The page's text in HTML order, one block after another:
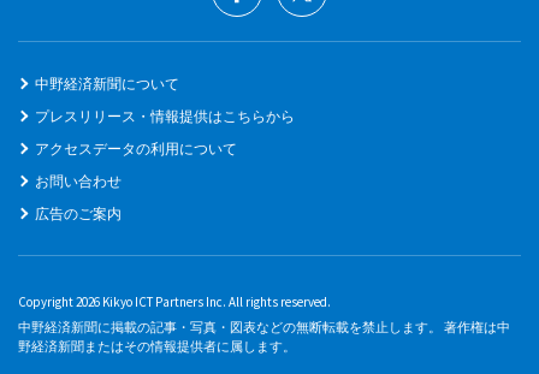
中野経済新聞について
プレスリリース・情報提供はこちらから
アクセスデータの利用について
お問い合わせ
広告のご案内
Copyright 2026 Kikyo ICT Partners Inc. All rights reserved.
中野経済新聞に掲載の記事・写真・図表などの無断転載を禁止します。 著作権は中
野経済新聞またはその情報提供者に属します。